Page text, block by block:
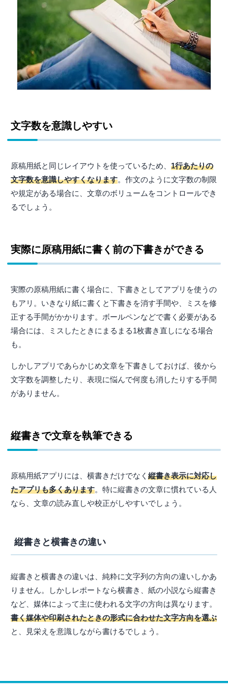
文字数を意識しやすい
原稿用紙と同じレイアウトを使っているため、 1行あたりの
文字数を意識しやすくなります。作文のように文字数の制限
や規定がある場合に、文章のボリュームをコントロールでき
るでしょう。
実際に原稿用紙に書く前の下書きができる
実際の原稿用紙に書く場合に、下書きとしてアプリを使うの
もアリ。いきなり紙に書くと下書きを消す手間や、ミスを修
正する手間がかかります。ボールペンなどで書く必要がある
場合には、ミスしたときにまるまる1枚書き直しになる場合
も。
しかしアプリであらかじめ文章を下書きしておけば、後から
文字数を調整したり、表現に悩んで何度も消したりする手間
がありません。
縦書きで文章を執筆できる
原稿用紙アプリには、横書きだけでなく 縦書き表示に対応し
たアプリも多くあります。特に縦書きの文章に慣れている人
なら、文章の読み直しや校正がしやすいでしょう。
縦書きと横書きの違い
縦書きと横書きの違いは、純粋に文字列の方向の違いしかあ
りません。しかしレポートなら横書き、紙の小説なら縦書き
など、媒体によって主に使われる文字の方向は異なります。
書く媒体や印刷されたときの形式に合わせた文字方向を選ぶ
と、見栄えを意識しながら書けるでしょう。